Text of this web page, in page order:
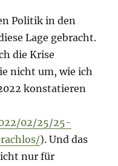
Politik in den
Lage gebracht.
die Krise
nicht um, wie ich
konstatieren
02/25/25-
). Und das
nur für